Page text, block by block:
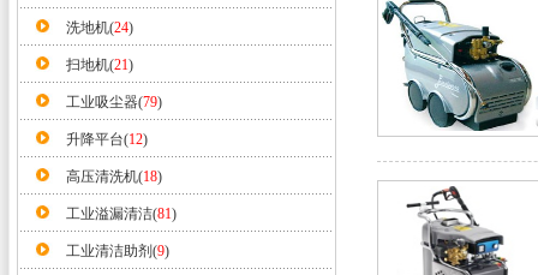
洗地机(24)
扫地机(21)
工业吸尘器(79)
升降平台(12)
高压清洗机(18)
工业溢漏清洁(81)
工业清洁助剂(9)